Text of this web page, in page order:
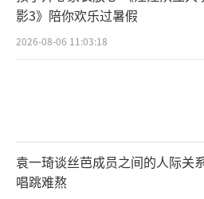
影3》陪你欢乐过暑假
2026-08-06 11:03:18
袁一琦谈丝芭成员之间的人际关
唱跳难熬